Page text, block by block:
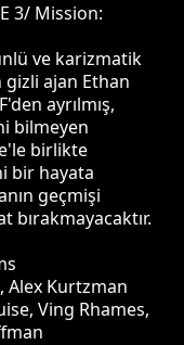
3/ Mission:
ve karizmatik
ajan Ethan
ayrılmış,
bilmeyen
birlikte
bir hayata
geçmişi
bırakmayacaktır.
Alex Kurtzman
Ving Rhames,